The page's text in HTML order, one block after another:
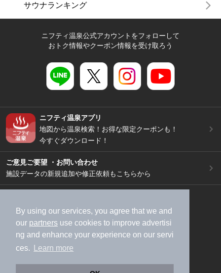
By using our services, you agree that we and
our partners use cookies to improve advertisi
ng and enhance your experience on our servi
ces.
Learn more
サウナランキング
ニフティ温泉公式アカウントをフォローして
おトク情報やクーポン情報を受け取ろう
ニフティ温泉アプリ
地図から温泉検索！お得な限定クーポンも！
今すぐダウンロード！
ご意見ご要望 ・お問い合わせ
施設データの新規追加や修正依頼もこちらから
加盟店募集（資料請求）
広告出稿のご案内
利用規約
ライフスタイルMEMBERS+規約
特定商取引法に基づく表記
ヘルプ
採用情報
運営会社